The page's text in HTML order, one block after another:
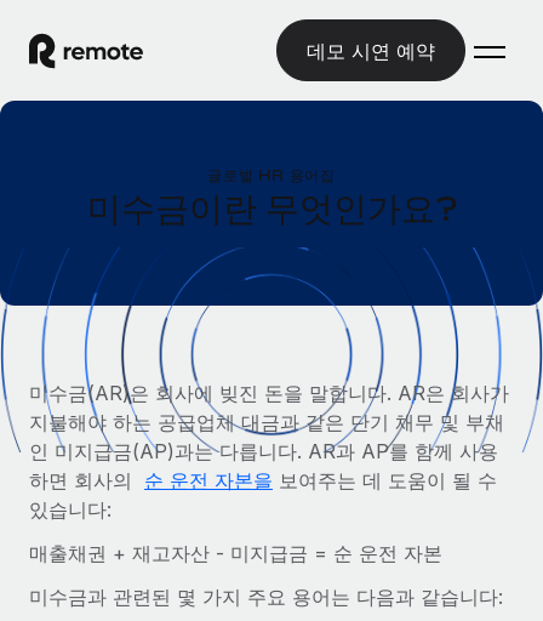
데모 시연 예약
글로벌 고용
글로벌 급여
규정을 준수하며 급여 지급을 손쉽게 처리
기록상 고용주(EOR)
법인 설립 비용 없이 전 세계로 사업을 확장
기록상 계약자
전 세계에서 규정을 준수하며 계약자 고용
계약자 관리
전 세계 계약자의 온보딩 및 관리
PEO
글로벌 서비스 제공
국가별 정보
국가별 글로벌 채용 지원 알아보기
미국 주별 정보
미국 모든 주 전역에서 채용 업무를 간소화
Remote와 다른 솔루션 비교
성장 단계
리소스
도구 및 계산기
오분류 리스크 평가 도구
국가별 직원 오분류 리스크 확인
직원 비용 계산기
국가별 총 인건비 계산
계약자 지급 계산기
글로벌 계약직을 위한 통화 옵션과 지급 소요 시간 확인
한국어
Nederlands
글로벌 HR 용어집
미수금이란 무엇인가요?
미수금(AR)은 회사에 빚진 돈을 말합니다. AR은 회사가
지불해야 하는 공급업체 대금과 같은 단기 채무 및 부채
인 미지급금(AP)과는 다릅니다. AR과 AP를 함께 사용
하면 회사의 순 운전 자본을 보여주는 데 도움이 될 수
있습니다:
매출채권 + 재고자산 - 미지급금 = 순 운전 자본
미수금과 관련된 몇 가지 주요 용어는 다음과 같습니다: